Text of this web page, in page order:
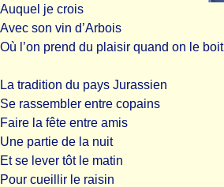
Auquel je crois
Avec son vin d’Arbois
Où l’on prend du plaisir quand on le boit
La tradition du pays Jurassien
Se rassembler entre copains
Faire la fête entre amis
Une partie de la nuit
Et se lever tôt le matin
Pour cueillir le raisin